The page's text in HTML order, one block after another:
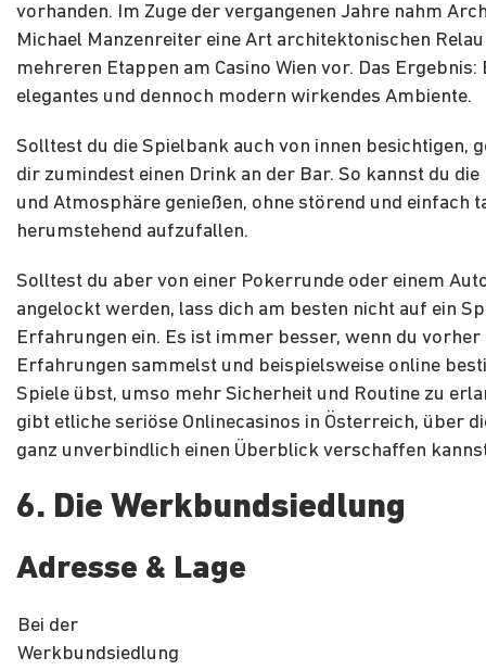
vorhanden. Im Zuge der vergangenen Jahre nahm
Michael Manzenreiter eine Art architektonischen
mehreren Etappen am Casino Wien vor. Das Ergebnis:
elegantes und dennoch modern wirkendes Ambiente.
Solltest du die Spielbank auch von innen besichtigen,
dir zumindest einen Drink an der Bar. So kannst du
und Atmosphäre genießen, ohne störend und einfach
herumstehend aufzufallen.
Solltest du aber von einer Pokerrunde oder einem
angelockt werden, lass dich am besten nicht auf ein
Erfahrungen ein. Es ist immer besser, wenn du vorher
Erfahrungen sammelst und beispielsweise online
Spiele übst, umso mehr Sicherheit und Routine zu
gibt etliche seriöse Onlinecasinos in Österreich, über
ganz unverbindlich einen Überblick verschaffen
6. Die Werkbundsiedlung
Adresse & Lage
Bei der
Werkbundsiedlung